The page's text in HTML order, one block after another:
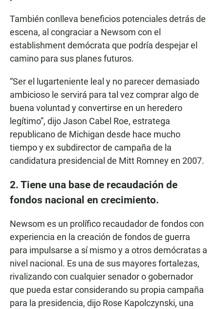
También conlleva beneficios potenciales detrás de
escena, al congraciar a Newsom con el
establishment demócrata que podría despejar el
camino para sus planes futuros.
“Ser el lugarteniente leal y no parecer demasiado
ambicioso le servirá para tal vez comprar algo de
buena voluntad y convertirse en un heredero
legítimo”, dijo Jason Cabel Roe, estratega
republicano de Michigan desde hace mucho
tiempo y ex subdirector de campaña de la
candidatura presidencial de Mitt Romney en 2007.
2. Tiene una base de recaudación de
fondos nacional en crecimiento.
Newsom es un prolífico recaudador de fondos con
experiencia en la creación de fondos de guerra
para impulsarse a sí mismo y a otros demócratas a
nivel nacional. Es una de sus mayores fortalezas,
rivalizando con cualquier senador o gobernador
que pueda estar considerando su propia campaña
para la presidencia, dijo Rose Kapolczynski, una